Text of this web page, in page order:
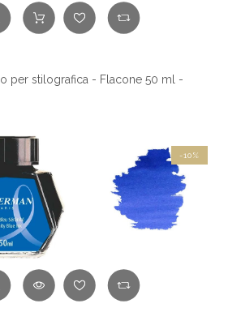
per stilografica - Flacone 50 ml -
-10%